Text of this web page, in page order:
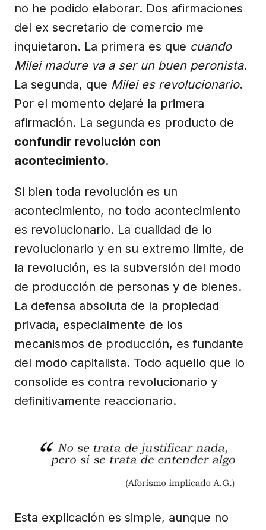
no he podido elaborar. Dos afirmaciones
del ex secretario de comercio me
inquietaron. La primera es que cuando
Milei madure va a ser un buen peronista.
La segunda, que Milei es revolucionario.
Por el momento dejaré la primera
afirmación. La segunda es producto de
confundir revolución con
acontecimiento.
Si bien toda revolución es un
acontecimiento, no todo acontecimiento
es revolucionario. La cualidad de lo
revolucionario y en su extremo limite, de
la revolución, es la subversión del modo
de producción de personas y de bienes.
La defensa absoluta de la propiedad
privada, especialmente de los
mecanismos de producción, es fundante
del modo capitalista. Todo aquello que lo
consolide es contra revolucionario y
definitivamente reaccionario.
Esta explicación es simple, aunque no